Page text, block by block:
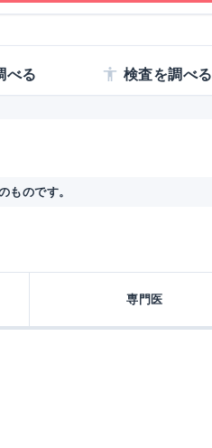
べる 検査を調べる
ものです。
専門医